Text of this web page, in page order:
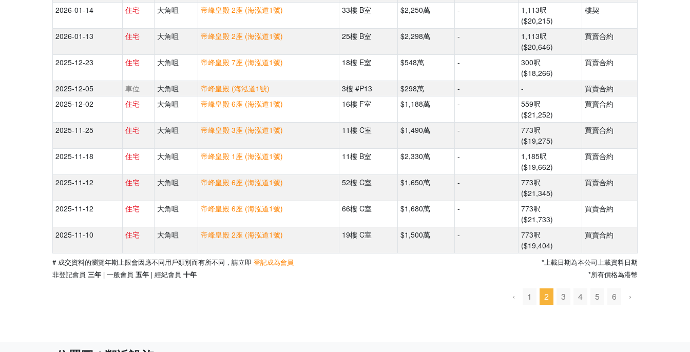
2026-01-14 住宅 大角咀 帝峰皇殿 2座 (海泓道1號) 33樓 B室 $2,250萬 -
1,113呎
($20,215)
樓契
2026-01-13 住宅 大角咀 帝峰皇殿 2座 (海泓道1號) 25樓 B室 $2,298萬 -
1,113呎
($20,646)
買賣合約
2025-12-23 住宅 大角咀 帝峰皇殿 7座 (海泓道1號) 18樓 E室 $548萬 -
300呎
($18,266)
買賣合約
2025-12-05 車位 大角咀 帝峰皇殿 (海泓道1號) 3樓 #P13 $298萬 - -
買賣合約
2025-12-02
住宅 大角咀 帝峰皇殿 6座 (海泓道1號) 16樓 F室 $1,188萬 -
559呎
($21,252)
買賣合約
2025-11-25 住宅 大角咀 帝峰皇殿 3座 (海泓道1號) 11樓 C室 $1,490萬 -
773呎
($19,275)
買賣合約
2025-11-18 住宅 大角咀 帝峰皇殿 1座 (海泓道1號) 11樓 B室 $2,330萬 -
1,185呎
($19,662)
買賣合約
2025-11-12 住宅 大角咀 帝峰皇殿 6座 (海泓道1號) 52樓 C室 $1,650萬 -
773呎
($21,345)
買賣合約
2025-11-12 住宅 大角咀 帝峰皇殿 6座 (海泓道1號) 66樓 C室 $1,680萬 -
773呎
($21,733)
買賣合約
2025-11-10 住宅 大角咀 帝峰皇殿 2座 (海泓道1號) 19樓 C室 $1,500萬 -
773呎
($19,404)
買賣合約
# 成交資料的瀏覽年期上限會因應不同用戶類別而有所不同，請立即 登記成為會員
非登記會員 三年 | 一般會員 五年 | 經紀會員 十年
*上載日期為本公司上載資料日期
*所有價格為港幣
‹ 1 2 3 4 5 6 ›